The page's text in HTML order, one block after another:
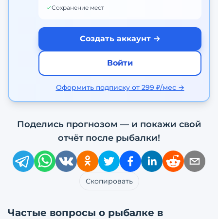
✓Сохранение мест
Создать аккаунт →
Войти
Оформить подписку от 299 ₽/мес →
Поделись прогнозом — и покажи свой
отчёт после рыбалки!
Скопировать
Частые вопросы о рыбалке в